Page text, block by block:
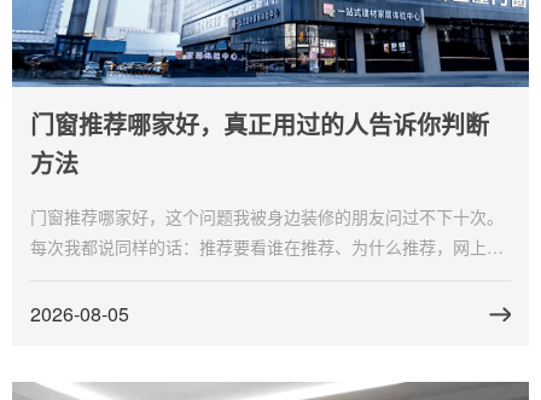
门窗推荐哪家好，真正用过的人告诉你判断
方法
门窗推荐哪家好，这个问题我被身边装修的朋友问过不下十次。
每次我都说同样的话：推荐要看谁在推荐、为什么推荐，网上一
系。富轩门窗是我自己装完用了一年多的，不是看推荐选的，是
2026-08-05